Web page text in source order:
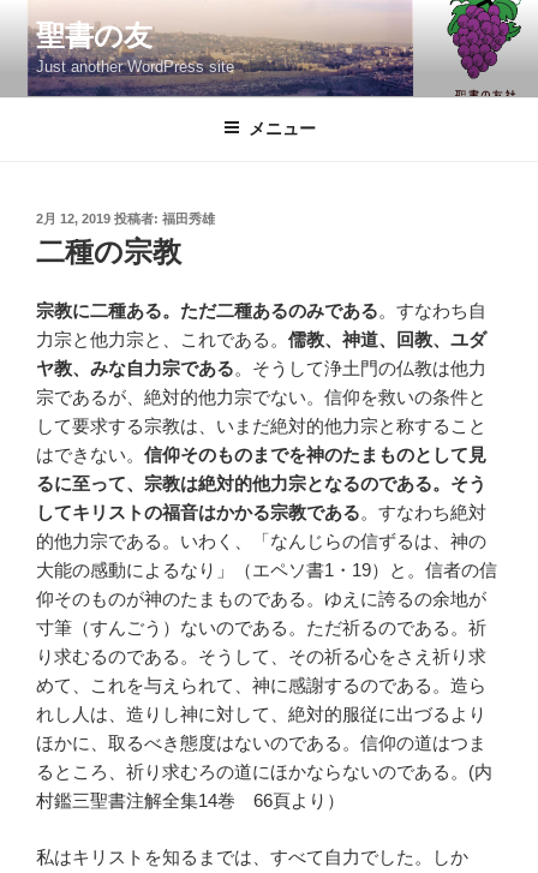
ン
聖書の友
Just another WordPress site
メニュー
投
稿
日:
2月 12, 2019 投稿者: 福田秀雄
二種の宗教
宗教に二種ある。ただ二種あるのみである。すなわち自
力宗と他力宗と、これである。 儒教、神道、回教、ユダ
ヤ教、みな自力宗である。そうして浄土門の仏教は他力
宗であるが、絶対的他力宗でない。信仰を救いの条件と
して要求する宗教は、いまだ絶対的他力宗と称すること
はできない。 信仰そのものまでを神のたまものとして見
るに至って、宗教は絶対的他力宗となるのである。そう
してキリストの福音はかかる宗教である。すなわち絶対
的他力宗である。いわく、「なんじらの信ずるは、神の
大能の感動によるなり」（エペソ書1・19）と。信者の信
仰そのものが神のたまものである。ゆえに誇るの余地が
寸筆（すんごう）ないのである。ただ祈るのである。祈
り求むるのである。そうして、その祈る心をさえ祈り求
めて、これを与えられて、神に感謝するのである。造ら
れし人は、造りし神に対して、絶対的服従に出づるより
ほかに、取るべき態度はないのである。信仰の道はつま
るところ、祈り求むろの道にほかならないのである。(内
村鑑三聖書注解全集14巻 66頁より）
私はキリストを知るまでは、すべて自力でした。しか